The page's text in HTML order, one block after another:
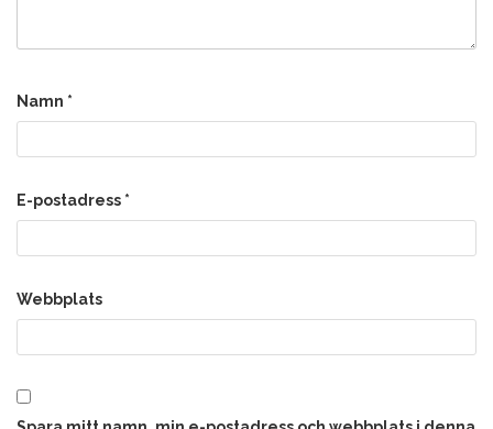
Namn *
E-postadress *
Webbplats